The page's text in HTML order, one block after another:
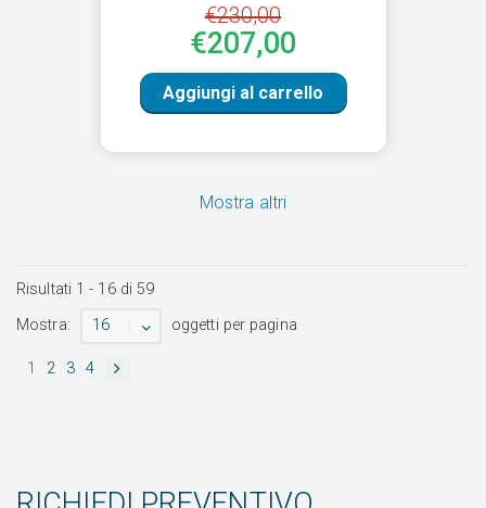
€230,00
€207,00
Aggiungi al carrello
Mostra altri
Risultati 1 - 16di59
Mostra:
16 oggetti per pagina
1 2 3 4